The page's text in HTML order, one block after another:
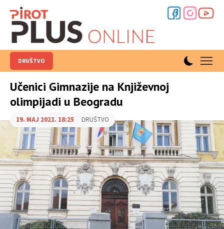
DRUŠTVO
Učenici Gimnazije na Književnoj
olimpijadi u Beogradu
19. MAJ 2021. 18:25 DRUŠTVO